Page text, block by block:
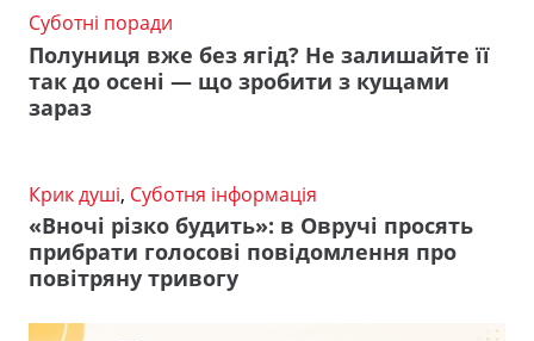
Суботні поради
Полуниця вже без ягід? Не залишайте її
так до осені — що зробити з кущами
зараз
Крик душі, Суботня інформація
«Вночі різко будить»: в Овручі просять
прибрати голосові повідомлення про
повітряну тривогу